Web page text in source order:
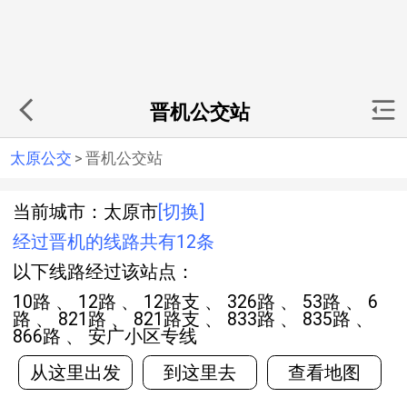
晋机公交站
太原公交 > 晋机公交站
当前城市：太原市 [切换]
经过晋机的线路共有12条
以下线路经过该站点：
10路 、 12路 、 12路支 、 326路 、 53路 、 6
路 、 821路 、 821路支 、 833路 、 835路 、
866路 、 安广小区专线
从这里出发
到这里去 查看地图